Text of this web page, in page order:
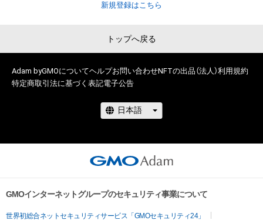
新規登録はこちら
トップへ戻る
Adam byGMOについてヘルプお問い合わせNFTの出品（法人）利用規約
特定商取引法に基づく表記電子公告
GMOインターネットグループのセキュリティ事業について
世界初総合ネットセキュリティサービス「GMOセキュリティ24」